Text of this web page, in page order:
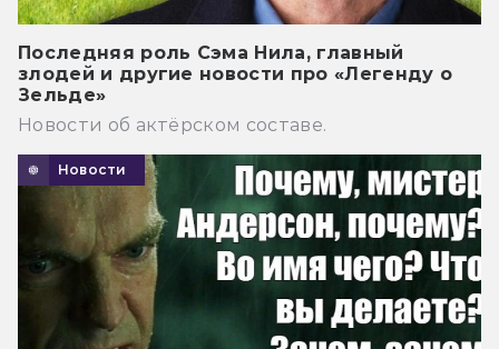
Последняя роль Сэма Нила, главный
злодей и другие новости про «Легенду о
Зельде»
Новости об актёрском составе.
Новости